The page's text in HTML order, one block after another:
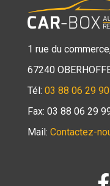
1 rue du
67240
Tél: 03 88 06 29 90
Fax: 03 88 06 29
Mail: Contactez-